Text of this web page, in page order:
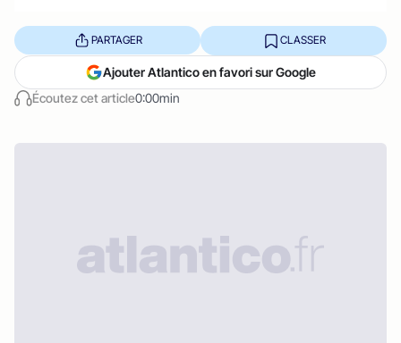
Écoutez cet article0:00min
PARTAGER CLASSER
Ajouter Atlantico en favori sur Google